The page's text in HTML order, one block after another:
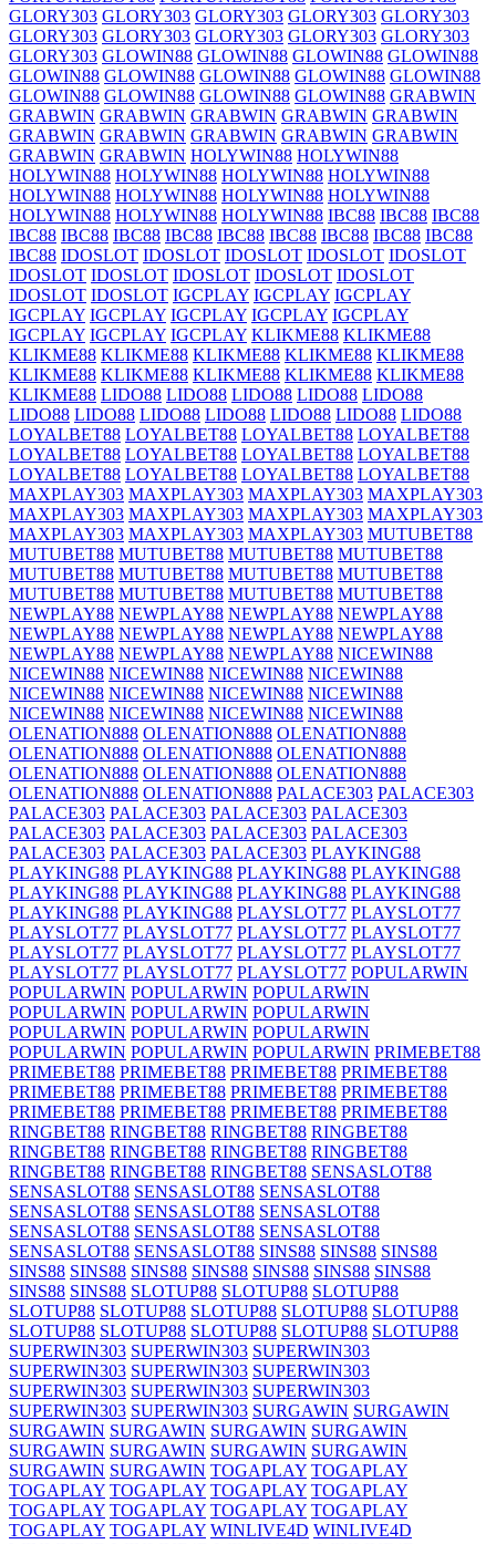
GLORY303 GLORY303 GLORY303 GLORY303 GLORY303
GLORY303 GLORY303 GLORY303 GLORY303 GLORY303
GLORY303 GLOWIN88 GLOWIN88 GLOWIN88 GLOWIN88
GLOWIN88 GLOWIN88 GLOWIN88 GLOWIN88 GLOWIN88
GLOWIN88 GLOWIN88 GLOWIN88 GLOWIN88 GRABWIN
GRABWIN GRABWIN GRABWIN GRABWIN GRABWIN
GRABWIN GRABWIN GRABWIN GRABWIN GRABWIN
GRABWIN GRABWIN HOLYWIN88 HOLYWIN88
HOLYWIN88 HOLYWIN88 HOLYWIN88 HOLYWIN88
HOLYWIN88 HOLYWIN88 HOLYWIN88 HOLYWIN88
HOLYWIN88 HOLYWIN88 HOLYWIN88 IBC88 IBC88 IBC88
IBC88 IBC88 IBC88 IBC88 IBC88 IBC88 IBC88 IBC88 IBC88
IBC88 IDOSLOT IDOSLOT IDOSLOT IDOSLOT IDOSLOT
IDOSLOT IDOSLOT IDOSLOT IDOSLOT IDOSLOT
IDOSLOT IDOSLOT IGCPLAY IGCPLAY IGCPLAY
IGCPLAY IGCPLAY IGCPLAY IGCPLAY IGCPLAY
IGCPLAY IGCPLAY IGCPLAY KLIKME88 KLIKME88
KLIKME88 KLIKME88 KLIKME88 KLIKME88 KLIKME88
KLIKME88 KLIKME88 KLIKME88 KLIKME88 KLIKME88
KLIKME88 LIDO88 LIDO88 LIDO88 LIDO88 LIDO88
LIDO88 LIDO88 LIDO88 LIDO88 LIDO88 LIDO88 LIDO88
LOYALBET88 LOYALBET88 LOYALBET88 LOYALBET88
LOYALBET88 LOYALBET88 LOYALBET88 LOYALBET88
LOYALBET88 LOYALBET88 LOYALBET88 LOYALBET88
MAXPLAY303 MAXPLAY303 MAXPLAY303 MAXPLAY303
MAXPLAY303 MAXPLAY303 MAXPLAY303 MAXPLAY303
MAXPLAY303 MAXPLAY303 MAXPLAY303 MUTUBET88
MUTUBET88 MUTUBET88 MUTUBET88 MUTUBET88
MUTUBET88 MUTUBET88 MUTUBET88 MUTUBET88
MUTUBET88 MUTUBET88 MUTUBET88 MUTUBET88
NEWPLAY88 NEWPLAY88 NEWPLAY88 NEWPLAY88
NEWPLAY88 NEWPLAY88 NEWPLAY88 NEWPLAY88
NEWPLAY88 NEWPLAY88 NEWPLAY88 NICEWIN88
NICEWIN88 NICEWIN88 NICEWIN88 NICEWIN88
NICEWIN88 NICEWIN88 NICEWIN88 NICEWIN88
NICEWIN88 NICEWIN88 NICEWIN88 NICEWIN88
OLENATION888 OLENATION888 OLENATION888
OLENATION888 OLENATION888 OLENATION888
OLENATION888 OLENATION888 OLENATION888
OLENATION888 OLENATION888 PALACE303 PALACE303
PALACE303 PALACE303 PALACE303 PALACE303
PALACE303 PALACE303 PALACE303 PALACE303
PALACE303 PALACE303 PALACE303 PLAYKING88
PLAYKING88 PLAYKING88 PLAYKING88 PLAYKING88
PLAYKING88 PLAYKING88 PLAYKING88 PLAYKING88
PLAYKING88 PLAYKING88 PLAYSLOT77 PLAYSLOT77
PLAYSLOT77 PLAYSLOT77 PLAYSLOT77 PLAYSLOT77
PLAYSLOT77 PLAYSLOT77 PLAYSLOT77 PLAYSLOT77
PLAYSLOT77 PLAYSLOT77 PLAYSLOT77 POPULARWIN
POPULARWIN POPULARWIN POPULARWIN
POPULARWIN POPULARWIN POPULARWIN
POPULARWIN POPULARWIN POPULARWIN
POPULARWIN POPULARWIN POPULARWIN PRIMEBET88
PRIMEBET88 PRIMEBET88 PRIMEBET88 PRIMEBET88
PRIMEBET88 PRIMEBET88 PRIMEBET88 PRIMEBET88
PRIMEBET88 PRIMEBET88 PRIMEBET88 PRIMEBET88
RINGBET88 RINGBET88 RINGBET88 RINGBET88
RINGBET88 RINGBET88 RINGBET88 RINGBET88
RINGBET88 RINGBET88 RINGBET88 SENSASLOT88
SENSASLOT88 SENSASLOT88 SENSASLOT88
SENSASLOT88 SENSASLOT88 SENSASLOT88
SENSASLOT88 SENSASLOT88 SENSASLOT88
SENSASLOT88 SENSASLOT88 SINS88 SINS88 SINS88
SINS88 SINS88 SINS88 SINS88 SINS88 SINS88 SINS88
SINS88 SINS88 SLOTUP88 SLOTUP88 SLOTUP88
SLOTUP88 SLOTUP88 SLOTUP88 SLOTUP88 SLOTUP88
SLOTUP88 SLOTUP88 SLOTUP88 SLOTUP88 SLOTUP88
SUPERWIN303 SUPERWIN303 SUPERWIN303
SUPERWIN303 SUPERWIN303 SUPERWIN303
SUPERWIN303 SUPERWIN303 SUPERWIN303
SUPERWIN303 SUPERWIN303 SURGAWIN SURGAWIN
SURGAWIN SURGAWIN SURGAWIN SURGAWIN
SURGAWIN SURGAWIN SURGAWIN SURGAWIN
SURGAWIN SURGAWIN TOGAPLAY TOGAPLAY
TOGAPLAY TOGAPLAY TOGAPLAY TOGAPLAY
TOGAPLAY TOGAPLAY TOGAPLAY TOGAPLAY
TOGAPLAY TOGAPLAY WINLIVE4D WINLIVE4D